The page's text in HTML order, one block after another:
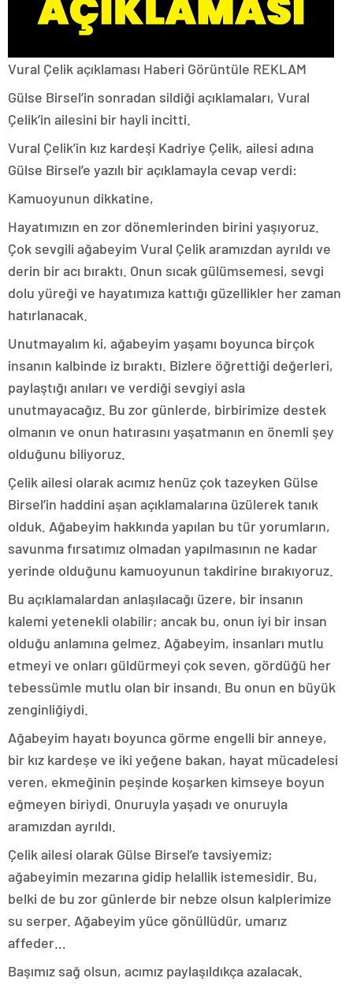
Vural Çelik açıklaması Haberi Görüntüle REKLAM
Gülse Birsel’in sonradan sildiği açıklamaları, Vural
Çelik’in ailesini bir hayli incitti.
Vural Çelik’in kız kardeşi Kadriye Çelik, ailesi adına
Gülse Birsel’e yazılı bir açıklamayla cevap verdi:
Kamuoyunun dikkatine,
Hayatımızın en zor dönemlerinden birini yaşıyoruz.
Çok sevgili ağabeyim Vural Çelik aramızdan ayrıldı ve
derin bir acı bıraktı. Onun sıcak gülümsemesi, sevgi
dolu yüreği ve hayatımıza kattığı güzellikler her zaman
hatırlanacak.
Unutmayalım ki, ağabeyim yaşamı boyunca birçok
insanın kalbinde iz bıraktı. Bizlere öğrettiği değerleri,
paylaştığı anıları ve verdiği sevgiyi asla
unutmayacağız. Bu zor günlerde, birbirimize destek
olmanın ve onun hatırasını yaşatmanın en önemli şey
olduğunu biliyoruz.
Çelik ailesi olarak acımız henüz çok tazeyken Gülse
Birsel’in haddini aşan açıklamalarına üzülerek tanık
olduk. Ağabeyim hakkında yapılan bu tür yorumların,
savunma fırsatımız olmadan yapılmasının ne kadar
yerinde olduğunu kamuoyunun takdirine bırakıyoruz.
Bu açıklamalardan anlaşılacağı üzere, bir insanın
kalemi yetenekli olabilir; ancak bu, onun iyi bir insan
olduğu anlamına gelmez. Ağabeyim, insanları mutlu
etmeyi ve onları güldürmeyi çok seven, gördüğü her
tebessümle mutlu olan bir insandı. Bu onun en büyük
zenginliğiydi.
Ağabeyim hayatı boyunca görme engelli bir anneye,
bir kız kardeşe ve iki yeğene bakan, hayat mücadelesi
veren, ekmeğinin peşinde koşarken kimseye boyun
eğmeyen biriydi. Onuruyla yaşadı ve onuruyla
aramızdan ayrıldı.
Çelik ailesi olarak Gülse Birsel’e tavsiyemiz;
ağabeyimin mezarına gidip helallik istemesidir. Bu,
belki de bu zor günlerde bir nebze olsun kalplerimize
su serper. Ağabeyim yüce gönüllüdür, umarız
affeder…
Başımız sağ olsun, acımız paylaşıldıkça azalacak.